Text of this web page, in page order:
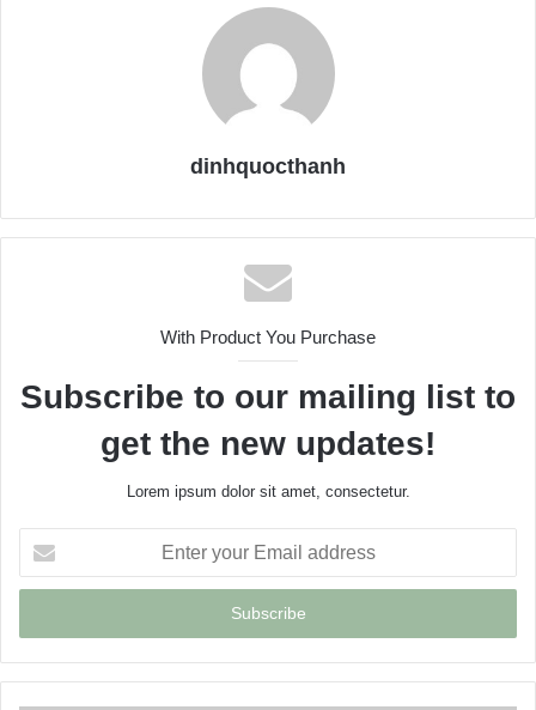
dinhquocthanh
With Product You Purchase
Subscribe to our mailing list to
get the new updates!
Lorem ipsum dolor sit amet, consectetur.
t
r
y